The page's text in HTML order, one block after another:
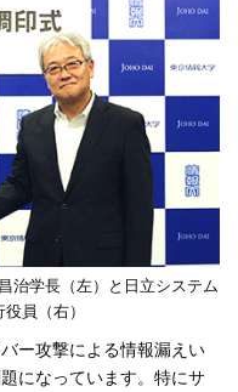
治学長（左）と日立システム
員（右）
ー攻撃による情報漏えい
になっています。特にサ